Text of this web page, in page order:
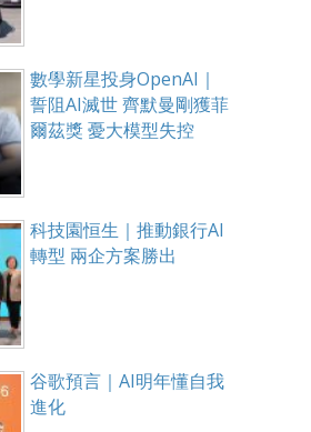
數學新星投身OpenAI｜
誓阻AI滅世 齊默曼剛獲菲
爾茲獎 憂大模型失控
科技園恒生｜推動銀行AI
轉型 兩企方案勝出
谷歌預言｜AI明年懂自我
進化